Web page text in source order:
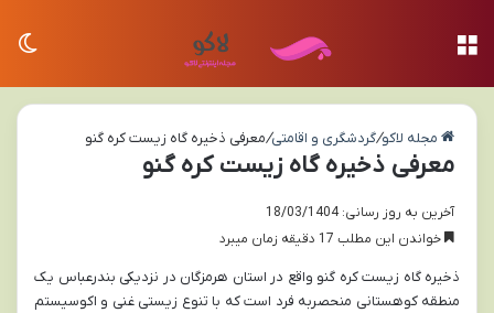
مجله لاکو/گردشگری و اقامتی/معرفی ذخیره گاه زیست کره گنو
معرفی ذخیره گاه زیست کره گنو
آخرین به روز رسانی: 18/03/1404
خواندن این مطلب 17 دقیقه زمان میبرد
ذخیره گاه زیست کره گنو واقع در استان هرمزگان در نزدیکی بندرعباس یک
منطقه کوهستانی منحصربه فرد است که با تنوع زیستی غنی و اکوسیستم